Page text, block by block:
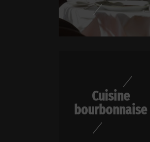
Cuisine
bourbonnaise